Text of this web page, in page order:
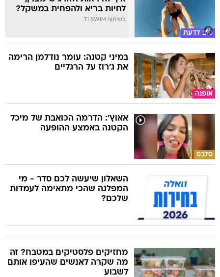
טוב לדעת
לחיות בריא ולהפחית במשקל?
בשיתוף TI SWIM
אופנה
במיני קטנה: עומר נודלמן הרימה
את ג'רוז על הרגליים
סלבס
אאוץ': הדרמה הכואבת של מיכל
הקטנה באמצע ההופעה
השאלון שיעשה לכם סדר - מי
המפלגה שהכי מתאימה לעמדות
שלכם?
מחזיקים פלסטיקים במטבח? זה
מה שקרה לאנשים שהעיפו אותם
לשבוע